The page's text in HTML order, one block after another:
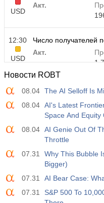
USD
Акт.
12:30
USD
Число получателей
Акт.
Новости ROBT
08.04 The AI Selloff Is
08.04 AI's Latest
Space And Equity
08.04 AI Genie Out Of
Throttle
07.31
Why This Bubble
Bigger)
07.31
AI Bear Case:
07.31
S&P 500 To